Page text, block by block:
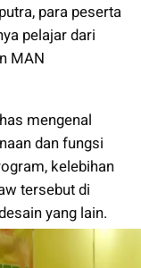
para peserta
pelajar dari
MAN
mengenal
dan fungsi
kelebihan
tersebut di
yang lain.